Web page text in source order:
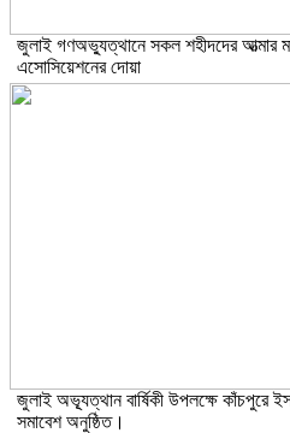
জুলাই গণঅভ্যুত্থানে সকল শহীদদের আত্মার
এসোসিয়েশনের দোয়া
জুলাই অভ্যূত্থান বার্ষিকী উপলক্ষে কাঁচপুরে
সমাবেশ অনুষ্ঠিত।